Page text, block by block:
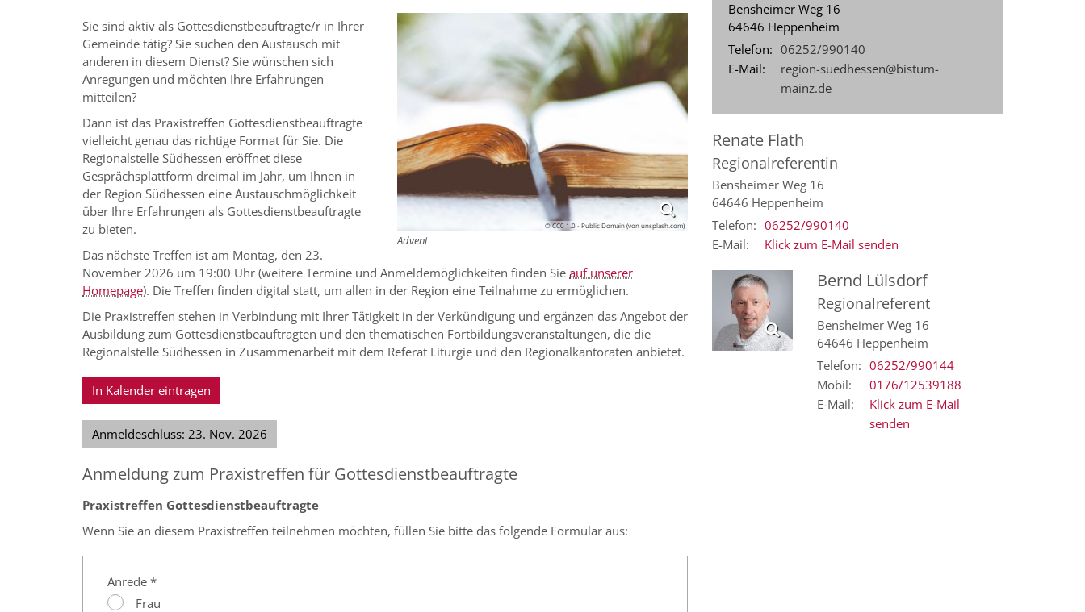
© CC0 1.0 - Public Domain (von unsplash.com)
Advent
Sie sind aktiv als Gottesdienstbeauftragte/r in Ihrer
Gemeinde tätig? Sie suchen den Austausch mit
anderen in diesem Dienst? Sie wünschen sich
Anregungen und möchten Ihre Erfahrungen
mitteilen?
Dann ist das Praxistreffen Gottesdienstbeauftragte
vielleicht genau das richtige Format für Sie. Die
Regionalstelle Südhessen eröffnet diese
Gesprächsplattform dreimal im Jahr, um Ihnen in
der Region Südhessen eine Austauschmöglichkeit
über Ihre Erfahrungen als Gottesdienstbeauftragte
zu bieten.
Das nächste Treffen ist am Montag, den 23.
November 2026 um 19:00 Uhr (weitere Termine und Anmeldemöglichkeiten finden Sie auf unserer
Homepage). Die Treffen finden digital statt, um allen in der Region eine Teilnahme zu ermöglichen.
Die Praxistreffen stehen in Verbindung mit Ihrer Tätigkeit in der Verkündigung und ergänzen das Angebot der
Ausbildung zum Gottesdienstbeauftragten und den thematischen Fortbildungsveranstaltungen, die die
Regionalstelle Südhessen in Zusammenarbeit mit dem Referat Liturgie und den Regionalkantoraten anbietet.
In Kalender eintragen
Anmeldeschluss: 23. Nov. 2026
Anmeldung zum Praxistreffen für Gottesdienstbeauftragte
Praxistreffen Gottesdienstbeauftragte
Wenn Sie an diesem Praxistreffen teilnehmen möchten, füllen Sie bitte das folgende Formular aus:
Anrede *
Frau
Bensheimer Weg 16
64646 Heppenheim
Telefon: 06252/990140
E-Mail:
region-suedhessen@bistum-
mainz.de
Renate Flath
Regionalreferentin
Bensheimer Weg 16
64646 Heppenheim
Telefon: 06252/990140
E-Mail:
Klick zum E-Mail senden
Bernd Lülsdorf
Regionalreferent
Bensheimer Weg 16
64646 Heppenheim
Telefon: 06252/990144
Mobil:
0176/12539188
E-Mail:
Klick zum E-Mail
senden